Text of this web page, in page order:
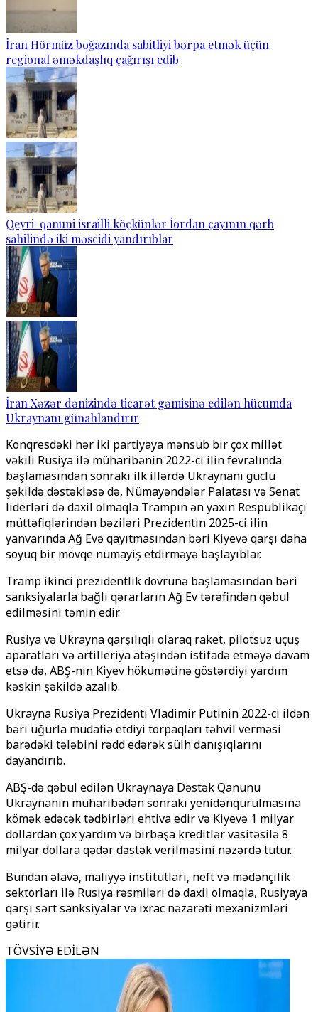
İran Hörmüz boğazında sabitliyi bərpa etmək üçün
regional əməkdaşlıq çağırışı edib
Qeyri-qanuni israilli köçkünlər İordan çayının qərb
sahilində iki məscidi yandırıblar
İran Xəzər dənizində ticarət gəmisinə edilən hücumda
Ukraynanı günahlandırır
Konqresdəki hər iki partiyaya mənsub bir çox millət
vəkili Rusiya ilə müharibənin 2022-ci ilin fevralında
başlamasından sonrakı ilk illərdə Ukraynanı güclü
şəkildə dəstəkləsə də, Nümayəndələr Palatası və Senat
liderləri də daxil olmaqla Trampın ən yaxın Respublikaçı
müttəfiqlərindən bəziləri Prezidentin 2025-ci ilin
yanvarında Ağ Evə qayıtmasından bəri Kiyevə qarşı daha
soyuq bir mövqe nümayiş etdirməyə başlayıblar.
Tramp ikinci prezidentlik dövrünə başlamasından bəri
sanksiyalarla bağlı qərarların Ağ Ev tərəfindən qəbul
edilməsini təmin edir.
Rusiya və Ukrayna qarşılıqlı olaraq raket, pilotsuz uçuş
aparatları və artilleriya atəşindən istifadə etməyə davam
etsə də, ABŞ-nin Kiyev hökumətinə göstərdiyi yardım
kəskin şəkildə azalıb.
Ukrayna Rusiya Prezidenti Vladimir Putinin 2022-ci ildən
bəri uğurla müdafiə etdiyi torpaqları təhvil verməsi
barədəki tələbini rədd edərək sülh danışıqlarını
dayandırıb.
ABŞ-də qəbul edilən Ukraynaya Dəstək Qanunu
Ukraynanın müharibədən sonrakı yenidənqurulmasına
kömək edəcək tədbirləri ehtiva edir və Kiyevə 1 milyar
dollardan çox yardım və birbaşa kreditlər vasitəsilə 8
milyar dollara qədər dəstək verilməsini nəzərdə tutur.
Bundan əlavə, maliyyə institutları, neft və mədənçilik
sektorları ilə Rusiya rəsmiləri də daxil olmaqla, Rusiyaya
qarşı sərt sanksiyalar və ixrac nəzarəti mexanizmləri
gətirir.
TÖVSİYƏ EDİLƏN